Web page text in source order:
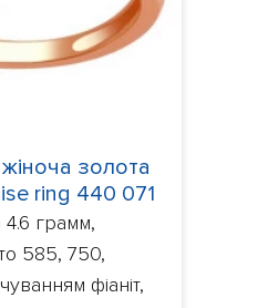
золота
ring 440 071
4.6 грамм,
585, 750,
фіаніт,